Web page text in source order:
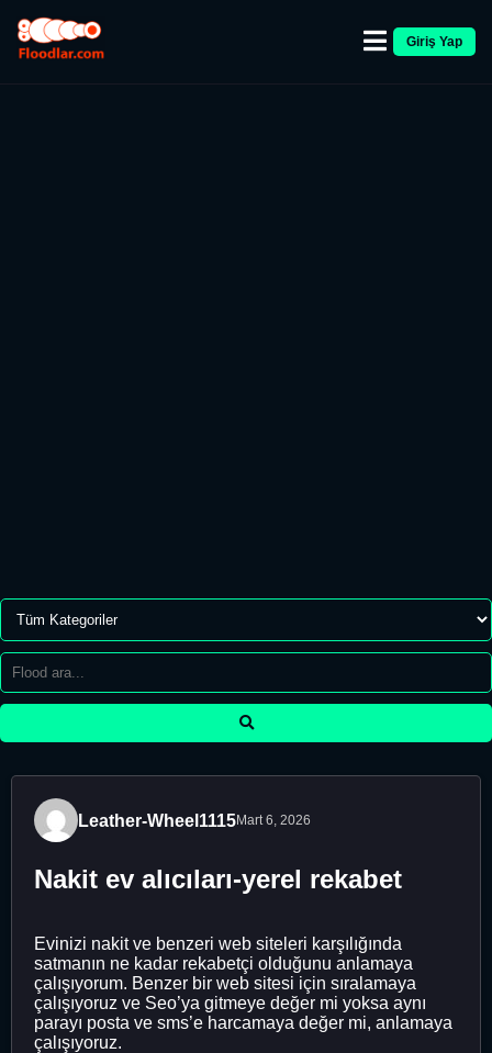
Giriş Yap
Leather-Wheel1115Mart 6, 2026
Nakit ev alıcıları-yerel rekabet
Evinizi nakit ve benzeri web siteleri karşılığında
satmanın ne kadar rekabetçi olduğunu anlamaya
çalışıyorum. Benzer bir web sitesi için sıralamaya
çalışıyoruz ve Seo’ya gitmeye değer mi yoksa aynı
parayı posta ve sms’e harcamaya değer mi, anlamaya
çalışıyoruz.